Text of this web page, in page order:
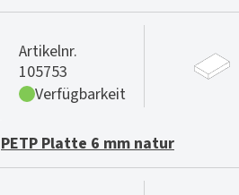
Artikelnr.
105753
Verfügbarkeit
PETP Platte 6 mm natur